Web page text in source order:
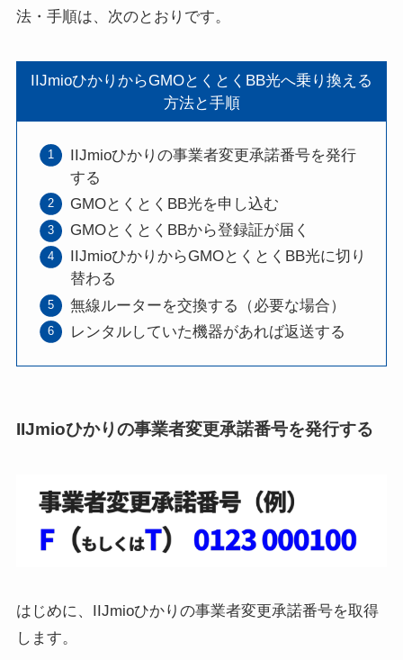
法・手順は、次のとおりです。
IIJmioひかりからGMOとくとくBB光へ乗り換える
方法と手順
IIJmioひかりの事業者変更承諾番号を発行
する
GMOとくとくBB光を申し込む
GMOとくとくBBから登録証が届く
IIJmioひかりからGMOとくとくBB光に切り
替わる
無線ルーターを交換する（必要な場合）
レンタルしていた機器があれば返送する
IIJmioひかりの事業者変更承諾番号を発行する
はじめに、IIJmioひかりの事業者変更承諾番号を取得
します。